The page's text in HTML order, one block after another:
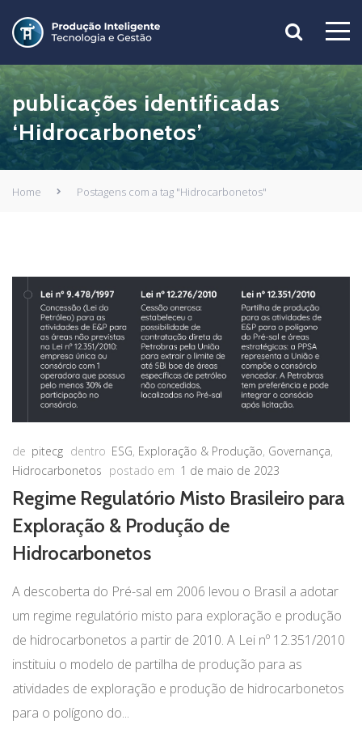
publicações identificadas
‘Hidrocarbonetos’
Home Postagens com a tag "Hidrocarbonetos"
de pitecg dentro ESG, Exploração & Produção, Governança,
Hidrocarbonetos postado em 1 de maio de 2023
Regime Regulatório Misto Brasileiro para
Exploração & Produção de
Hidrocarbonetos
A descoberta do Pré-sal em 2006 levou o Brasil a adotar
um regime regulatório misto para exploração e produção
de hidrocarbonetos a partir de 2010. A Lei nº 12.351/2010
instituiu o modelo de partilha de produção para as
atividades de exploração e produção de hidrocarbonetos
para o polígono do...